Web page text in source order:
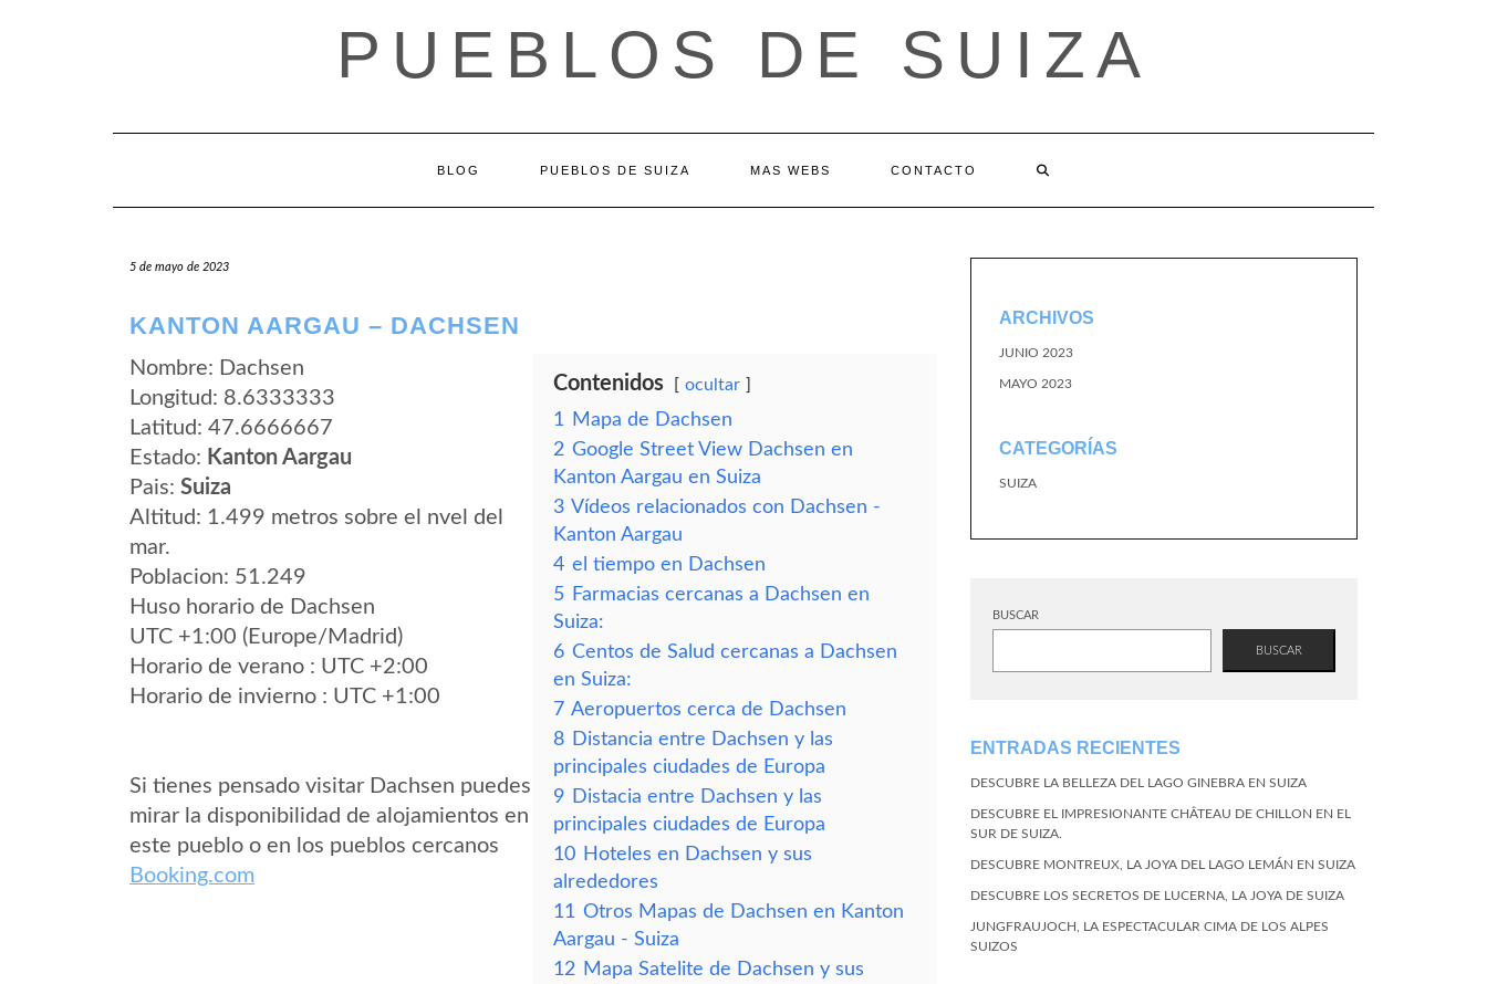
PUEBLOS DE SUIZA
BLOG PUEBLOS DE SUIZA MAS WEBS CONTACTO
5 de mayo de 2023
KANTON AARGAU – DACHSEN
Nombre: Dachsen
Longitud: 8.6333333
Latitud: 47.6666667
Estado: Kanton Aargau
Pais: Suiza
Altitud: 1.499 metros sobre el nvel del
mar.
Poblacion: 51.249
Huso horario de Dachsen
UTC +1:00 (Europe/Madrid)
Horario de verano : UTC +2:00
Horario de invierno : UTC +1:00
Si tienes pensado visitar Dachsen puedes
mirar la disponibilidad de alojamientos en
este pueblo o en los pueblos cercanos
Booking.com
Contenidos ocultar
1
Mapa de Dachsen
2 Google Street View Dachsen en
Kanton Aargau en Suiza
3 Vídeos relacionados con Dachsen -
Kanton Aargau
4 el tiempo en Dachsen
5 Farmacias cercanas a Dachsen en
Suiza:
6 Centos de Salud cercanas a Dachsen
en Suiza:
7 Aeropuertos cerca de Dachsen
8 Distancia entre Dachsen y las
principales ciudades de Europa
9 Distacia entre Dachsen y las
principales ciudades de Europa
10 Hoteles en Dachsen y sus
alrededores
11 Otros Mapas de Dachsen en Kanton
Aargau - Suiza
12 Mapa Satelite de Dachsen y sus
ARCHIVOS
JUNIO 2023
MAYO 2023
CATEGORÍAS
SUIZA
BUSCAR
BUSCAR
ENTRADAS RECIENTES
DESCUBRE LA BELLEZA DEL LAGO GINEBRA EN SUIZA
DESCUBRE EL IMPRESIONANTE CHÂTEAU DE CHILLON EN EL
SUR DE SUIZA.
DESCUBRE MONTREUX, LA JOYA DEL LAGO LEMÁN EN SUIZA
DESCUBRE LOS SECRETOS DE LUCERNA, LA JOYA DE SUIZA
JUNGFRAUJOCH, LA ESPECTACULAR CIMA DE LOS ALPES
SUIZOS